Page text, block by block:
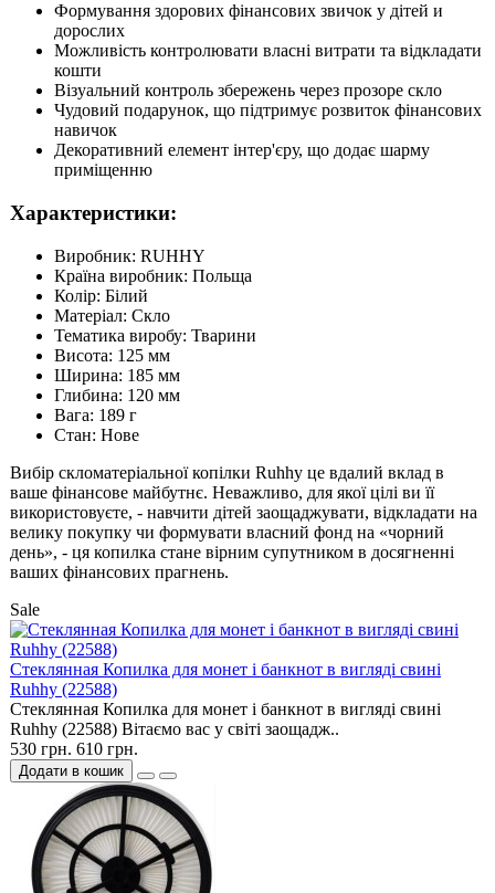
Формування здорових фінансових звичок у дітей и
дорослих
Можливість контролювати власні витрати та відкладати
кошти
Візуальний контроль збережень через прозоре скло
Чудовий подарунок, що підтримує розвиток фінансових
навичок
Декоративний елемент інтер'єру, що додає шарму
приміщенню
Характеристики:
Виробник: RUHHY
Країна виробник: Польща
Колір: Білий
Матеріал: Скло
Тематика виробу: Тварини
Висота: 125 мм
Ширина: 185 мм
Глибина: 120 мм
Вага: 189 г
Стан: Нове
Вибір скломатеріальної копілки Ruhhy це вдалий вклад в
ваше фінансове майбутнє. Неважливо, для якої цілі ви її
використовуєте, - навчити дітей заощаджувати, відкладати на
велику покупку чи формувати власний фонд на «чорний
день», - ця копилка стане вірним супутником в досягненні
ваших фінансових прагнень.
Sale
Cтеклянная Копилка для монет і банкнот в вигляді свині
Ruhhy (22588)
Cтеклянная Копилка для монет і банкнот в вигляді свині
Ruhhy (22588) Вітаємо вас у світі заощадж..
530 грн. 610 грн.
Додати в кошик